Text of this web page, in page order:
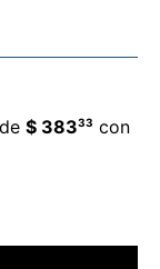
$ 38333 con